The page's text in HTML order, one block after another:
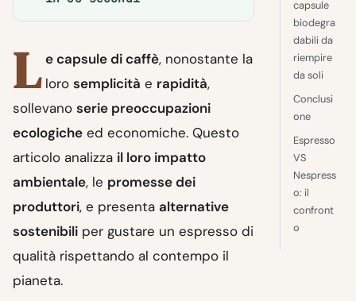
L e capsule di caffè, nonostante la
lorosemplicità e rapidità,
sollevano serie preoccupazioni
ecologiche ed economiche. Questo
articolo analizza il loro impatto
ambientale, le promesse dei
produttori, e presenta alternative
sostenibili per gustare un espresso di
qualità rispettando al contempo il
pianeta.
capsule
biodegra
dabili da
riempire
da soli
Conclusi
one
Espresso
VS
Nespress
o: il
confront
o